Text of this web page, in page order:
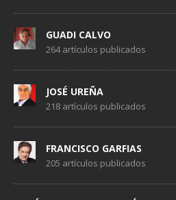
GUADI CALVO
264 artículos publicados
JOSÉ UREÑA
218 artículos publicados
FRANCISCO GARFIAS
205 artículos publicados